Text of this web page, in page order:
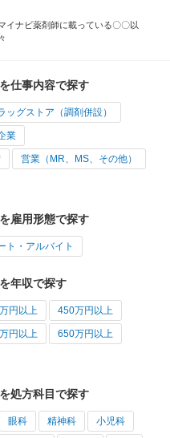
イナビ薬剤師に載っている〇〇以
仕事内容で探す
ッグストア（調剤併設）
業
営業（MR、MS、その他）
雇用形態で探す
ト・アルバイト
年収で探す
円以上 450万円以上
円以上 650万円以上
処方科目で探す
眼科 精神科 小児科